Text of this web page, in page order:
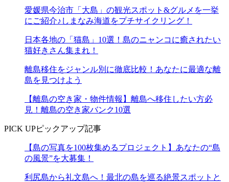
愛媛県今治市「大島」の観光スポット&グルメを一挙
にご紹介♪しまなみ海道をプチサイクリング！
日本各地の「猫島」10選！島のニャンコに癒されたい
猫好きさん集まれ！
離島移住をジャンル別に徹底比較！あなたに最適な離
島を見つけよう
【離島の空き家・物件情報】離島へ移住したい方必
見！離島の空き家バンク10選
PICK UPピックアップ記事
【島の写真を100枚集めるプロジェクト】あなたの“島
の風景”を大募集！
利尻島から礼文島へ！最北の島を巡る絶景スポットと